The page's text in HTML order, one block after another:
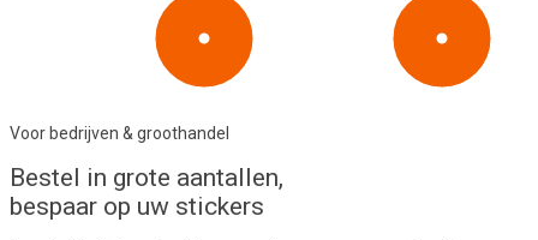
Voor bedrijven & groothandel
Bestel in grote aantallen,
bespaar op uw stickers